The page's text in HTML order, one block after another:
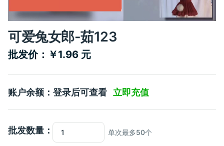
可爱兔女郎-茹123
批发价：￥1.96 元
账户余额：登录后可查看 立即充值
批发数量： 单次最多50个